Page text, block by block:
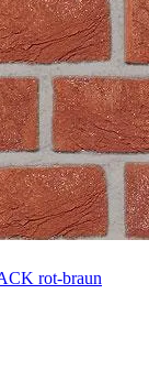
rot-braun